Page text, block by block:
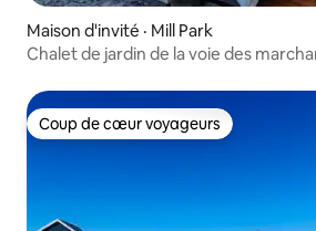
Maison d'invité · Mill Park
Chalet de jardin de la voie des
Coup de cœur voyageurs
Coup de cœur voyageurs